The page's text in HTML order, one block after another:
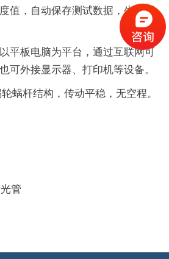
值，自动保存测试数据，生成报
平板电脑为平台，通过互联网可
可外接显示器、打印机等设备。
蜗杆结构，传动平稳，无空程。
管